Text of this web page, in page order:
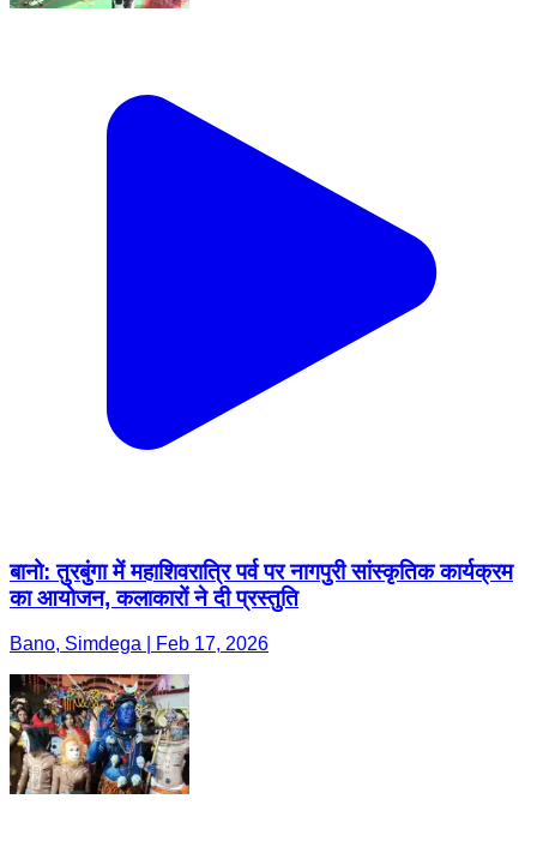
बानो: तुरबुंगा में महाशिवरात्रि पर्व पर नागपुरी सांस्कृतिक कार्यक्रम
का आयोजन, कलाकारों ने दी प्रस्तुति
Bano, Simdega | Feb 17, 2026